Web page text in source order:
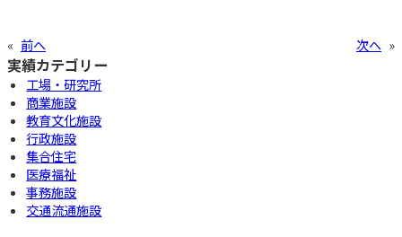
« 前へ 次へ »
実績カテゴリー
工場・研究所
商業施設
教育文化施設
行政施設
集合住宅
医療福祉
事務施設
交通流通施設